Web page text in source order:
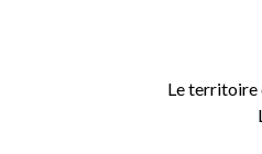
Le territoire